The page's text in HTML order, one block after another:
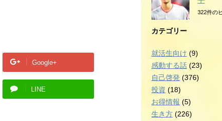
Google+
LINE
322件の
カテゴリー
就活生向け (9)
感動する話 (23)
自己啓発 (376)
投資 (18)
お得情報 (5)
生き方 (226)